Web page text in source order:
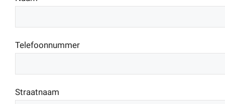
Telefoonnummer
Straatnaam